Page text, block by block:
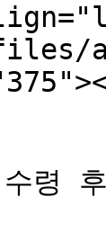
령 후